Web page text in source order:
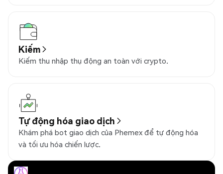
Kiếm
Kiếm thu nhập thụ động an toàn với crypto.
Tự động hóa giao dịch
Khám phá bot giao dịch của Phemex để tự động hóa
và tối ưu hóa chiến lược.